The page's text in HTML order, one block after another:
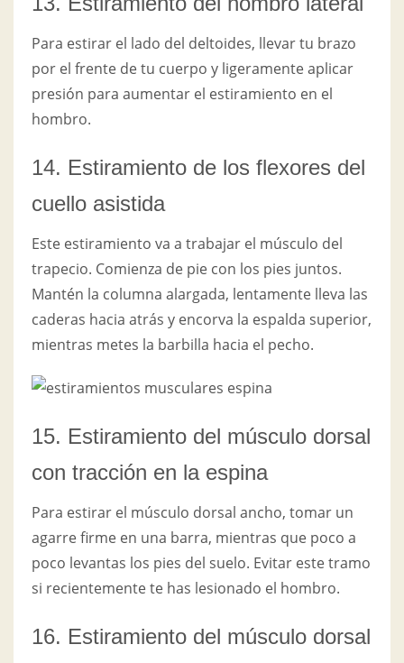
Para estirar el lado del deltoides, llevar tu brazo
por el frente de tu cuerpo y ligeramente aplicar
presión para aumentar el estiramiento en el
hombro.
14. Estiramiento de los flexores del
cuello asistida
Este estiramiento va a trabajar el músculo del
trapecio. Comienza de pie con los pies juntos.
Mantén la columna alargada, lentamente lleva las
caderas hacia atrás y encorva la espalda superior,
mientras metes la barbilla hacia el pecho.
15. Estiramiento del músculo dorsal
con tracción en la espina
Para estirar el músculo dorsal ancho, tomar un
agarre firme en una barra, mientras que poco a
poco levantas los pies del suelo. Evitar este tramo
si recientemente te has lesionado el hombro.
16. Estiramiento del músculo dorsal